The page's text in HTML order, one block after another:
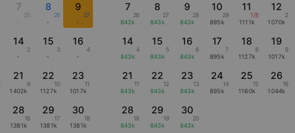
7
25
8
26
-
9
27
-
14
2
-
15
3
-
16
4
-
21
9
1402k
22
10
1127k
23
11
1017k
28
16
1381k
29
17
1381k
30
18
1381k
7
26
843k
8
27
843k
9
28
843k
10
29
895k
11
1/8
1111k
12
2
1070k
14
4
843k
15
5
843k
16
6
843k
17
7
895k
18
8
1127k
19
9
1017k
21
11
843k
22
12
843k
23
13
843k
24
14
895k
25
15
1160k
26
16
1044k
28
18
843k
29
19
843k
30
20
843k